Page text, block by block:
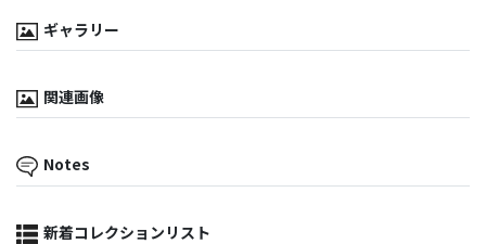
ギャラリー
関連画像
Notes
新着コレクションリスト